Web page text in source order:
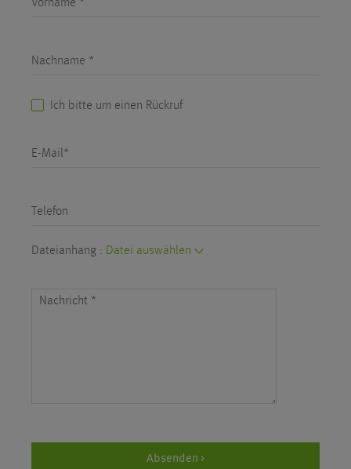
Vorname *
Nachname *
Ich bitte um einen Rückruf
E-Mail*
Telefon
Dateianhang : Datei auswählen
Nachricht *
Absenden >